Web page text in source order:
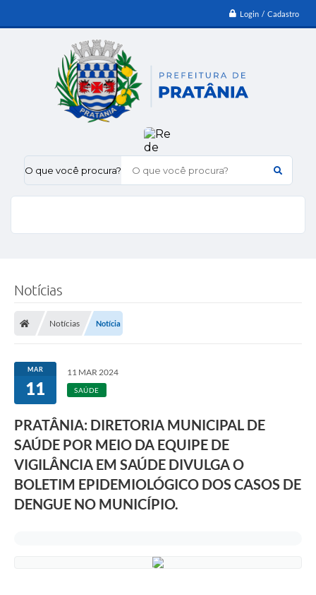
Login / Cadastro
O que você procura?
Notícias
Notícias Notícia
MAR
11
11 MAR 2024
SAÚDE
PRATÂNIA: DIRETORIA MUNICIPAL DE
SAÚDE POR MEIO DA EQUIPE DE
VIGILÂNCIA EM SAÚDE DIVULGA O
BOLETIM EPIDEMIOLÓGICO DOS CASOS DE
DENGUE NO MUNICÍPIO.